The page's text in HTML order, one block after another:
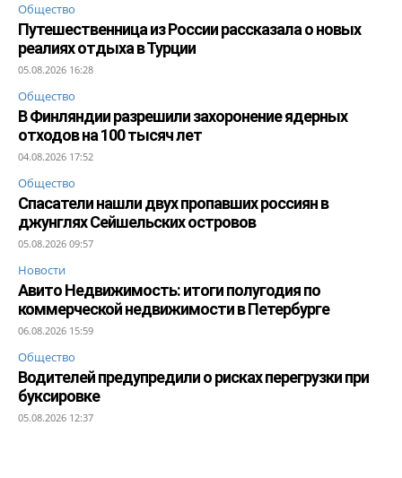
Общество
Путешественница из России рассказала о новых
реалиях отдыха в Турции
05.08.2026 16:28
Общество
В Финляндии разрешили захоронение ядерных
отходов на 100 тысяч лет
04.08.2026 17:52
Общество
Спасатели нашли двух пропавших россиян в
джунглях Сейшельских островов
05.08.2026 09:57
Новости
Авито Недвижимость: итоги полугодия по
коммерческой недвижимости в Петербурге
06.08.2026 15:59
Общество
Водителей предупредили о рисках перегрузки при
буксировке
05.08.2026 12:37